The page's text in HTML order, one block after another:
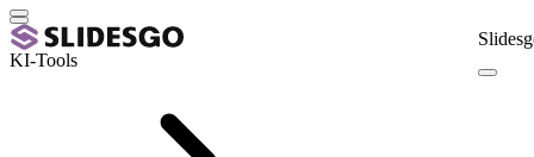
KI-Tools